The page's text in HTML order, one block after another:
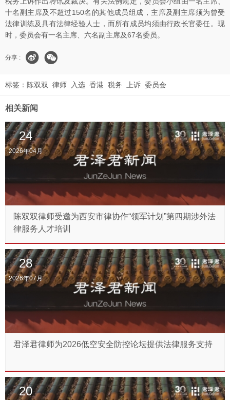
十名副主席及不超过150名的其他成员组成，主席及副主席须为曾受
法律训练及具有法律经验人士，而所有成员均须由行政长官委任。现
时，委员会有一名主席、六名副主席及67名委员。
分享 :
标签： 陈双双 律师 入选 香港 税务 上诉 委员会
相关新闻
24
2026年04月
陈双双律师受邀为西安市律协作“领军计划”第四期涉外法
律服务人才培训
28
2026年07月
君泽君律师为2026低空安全防控论坛提供法律服务支持
20